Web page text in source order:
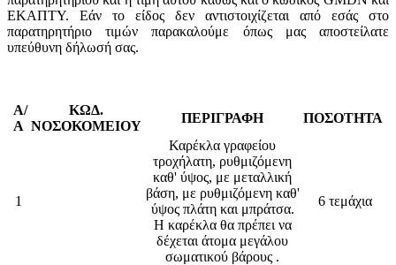
ΕΚΑΠΤΥ. Εάν το είδος δεν αντιστοιχίζεται από εσάς στο
παρατηρητήριο τιμών παρακαλούμε όπως μας αποστείλατε
υπεύθυνη δήλωσή σας.
Α/
Α
ΚΩΔ.
ΝΟΣΟΚΟΜΕΙΟΥ
ΠΕΡΙΓΡΑΦΗ ΠΟΣΟΤΗΤΑ
1
Καρέκλα γραφείου
τροχήλατη, ρυθμιζόμενη
καθ' ύψος, με μεταλλική
βάση, με ρυθμιζόμενη καθ'
ύψος πλάτη και μπράτσα.
Η καρέκλα θα πρέπει να
δέχεται άτομα μεγάλου
σωματικού βάρους .
6 τεμάχια